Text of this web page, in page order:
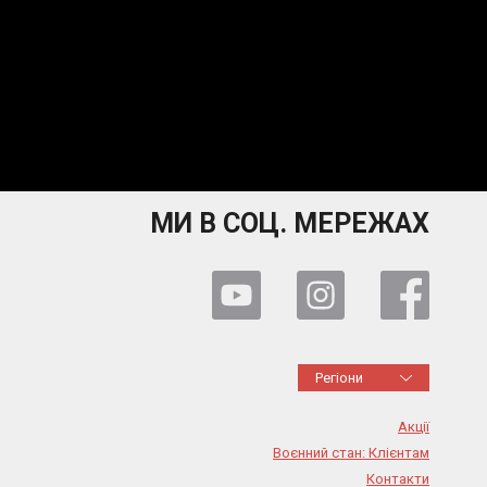
МИ В СОЦ. МЕРЕЖАХ
Регіони
Акції
Воєнний стан: Клієнтам
Контакти